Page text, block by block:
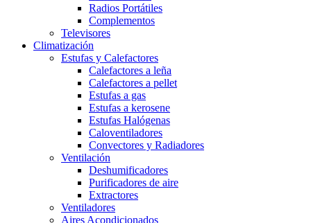
Radios Portátiles
Complementos
Televisores
Climatización
Estufas y Calefactores
Calefactores a leña
Calefactores a pellet
Estufas a gas
Estufas a kerosene
Estufas Halógenas
Caloventiladores
Convectores y Radiadores
Ventilación
Deshumificadores
Purificadores de aire
Extractores
Ventiladores
Aires Acondicionados